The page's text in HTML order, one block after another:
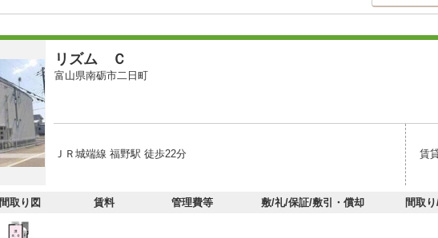
リズム Ｃ
富山県南砺市二日町
ＪＲ城端線 福野駅 徒歩22分 賃
間取り図 賃料 管理費等 敷/礼/保証/敷引・償却 間取